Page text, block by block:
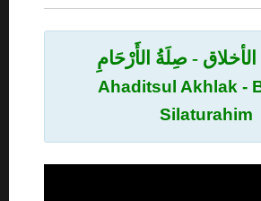
- صِلَةُ الأَرْحَامِ
Ahaditsul Akhlak -
Silaturahim